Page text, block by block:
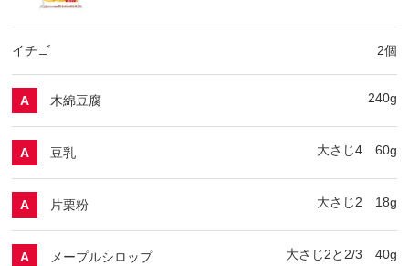
イチゴ 2個
A 木綿豆腐 240g
A 豆乳 大さじ4 60g
A 片栗粉 大さじ2 18g
A メープルシロップ 大さじ2と2/3 40g